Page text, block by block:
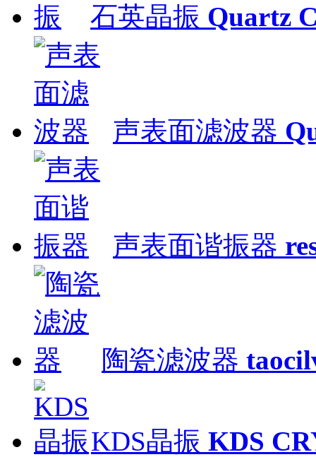
石英晶振 Quartz
声表面滤波器
声表面谐振器
陶瓷滤波器
KDS晶振 KDS